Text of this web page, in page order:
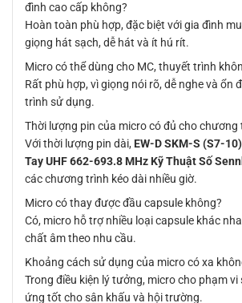
đình cao cấp không?
Hoàn toàn phù hợp, đặc biệt với gia đình
giọng hát sạch, dễ hát và ít hú rít.
Micro có thể dùng cho MC, thuyết trình
Rất phù hợp, vì giọng nói rõ, dễ nghe và ổn
trình sử dụng.
Thời lượng pin của micro có đủ cho chương
Với thời lượng pin dài, EW-D SKM-S (S7-
Tay UHF 662-693.8 MHz Kỹ Thuật Số
các chương trình kéo dài nhiều giờ.
Micro có thay được đầu capsule không?
Có, micro hỗ trợ nhiều loại capsule khác
chất âm theo nhu cầu.
Khoảng cách sử dụng của micro có xa
Trong điều kiện lý tưởng, micro cho phạm
ứng tốt cho sân khấu và hội trường.